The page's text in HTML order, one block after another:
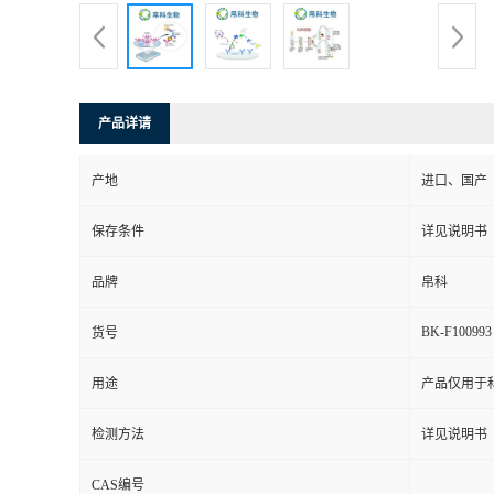
产品详请
产地 进口、国产
保存条件 详见说明书
品牌 帛科
货号 BK-F100993
用途 产品仅用于
检测方法 详见说明书
CAS编号